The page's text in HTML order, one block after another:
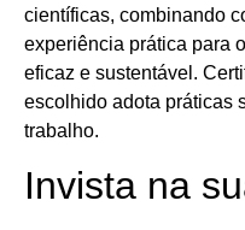
científicas, combinando
experiência prática para
eficaz e sustentável.
escolhido adota práticas
trabalho.
Invista na